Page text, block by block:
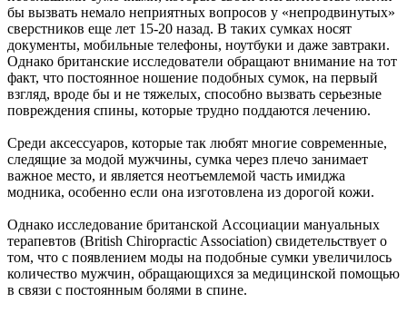
бы вызвать немало неприятных вопросов у «непродвинутых»
сверстников еще лет 15-20 назад. В таких сумках носят
документы, мобильные телефоны, ноутбуки и даже завтраки.
Однако британские исследователи обращают внимание на тот
факт, что постоянное ношение подобных сумок, на первый
взгляд, вроде бы и не тяжелых, способно вызвать серьезные
повреждения спины, которые трудно поддаются лечению.
Среди аксессуаров, которые так любят многие современные,
следящие за модой мужчины, сумка через плечо занимает
важное место, и является неотъемлемой часть имиджа
модника, особенно если она изготовлена из дорогой кожи.
Однако исследование британской Ассоциации мануальных
терапевтов (British Chiropractic Association) свидетельствует о
том, что с появлением моды на подобные сумки увеличилось
количество мужчин, обращающихся за медицинской помощью
в связи с постоянным болями в спине.